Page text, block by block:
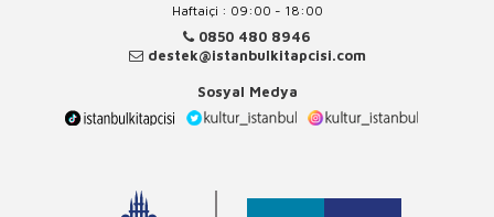
Haftaiçi : 09:00 - 18:00
0850 480 8946
destek@istanbulkitapcisi.com
Sosyal Medya